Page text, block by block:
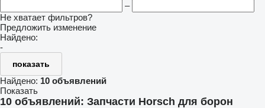
–
Не хватает фильтров?
Предложить изменение
Найдено:
-
показать
Найдено: 10 объявлений
Показать
10 объявлений: Запчасти Horsch для борон